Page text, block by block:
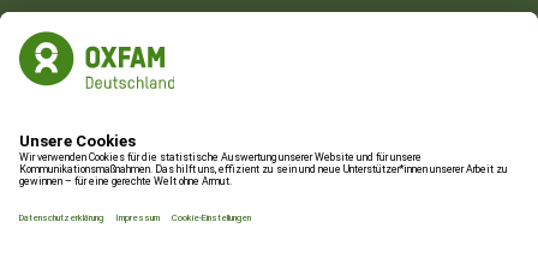
Shop-Newsletter
Aktionen und Aktuelles aus den Oxfam Shops